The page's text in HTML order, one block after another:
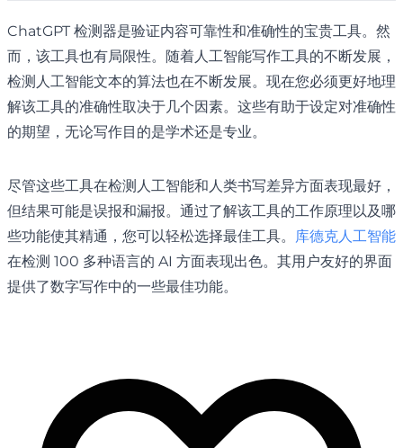
ChatGPT 检测器是验证内容可靠性和准确性的宝贵工具。然
而，该工具也有局限性。随着人工智能写作工具的不断发展，
检测人工智能文本的算法也在不断发展。现在您必须更好地理
解该工具的准确性取决于几个因素。这些有助于设定对准确性
的期望，无论写作目的是学术还是专业。
尽管这些工具在检测人工智能和人类书写差异方面表现最好，
但结果可能是误报和漏报。通过了解该工具的工作原理以及哪
些功能使其精通，您可以轻松选择最佳工具。
库德克人工智能
在检测 100 多种语言的 AI 方面表现出色。其用户友好的界面
提供了数字写作中的一些最佳功能。